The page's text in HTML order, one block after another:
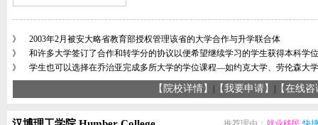
》 2003年2月被安大略省教育部授权管理该省的大学合作与升学联合体
》 和许多大学签订了合作和转学分的协议以便希望继续学习的学生获得本科学
》 学生也可以选择在乔治亚完成多所大学的学位课程—如约克大学、劳伦森大
【院校详情】 【我要申请】 【在线